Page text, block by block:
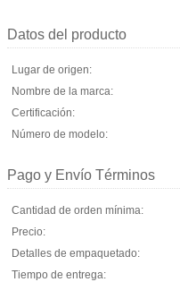
Datos del producto
Lugar de origen:
Nombre de la marca:
Certificación:
Número de modelo:
Pago y Envío Términos
Cantidad de orden mínima:
Precio:
Detalles de empaquetado:
Tiempo de entrega: